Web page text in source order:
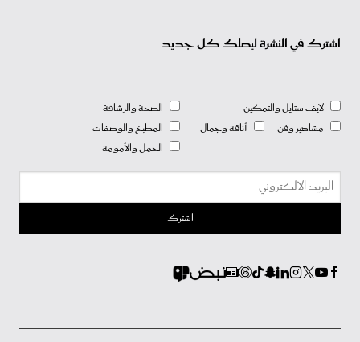
اشترك في النشرة ليصلك كل جديد
لايف ستايل والتمكين
مشاهير وفن
أناقة وجمال
الصحة والرشاقة
المطبخ والوصفات
الحمل والأمومة